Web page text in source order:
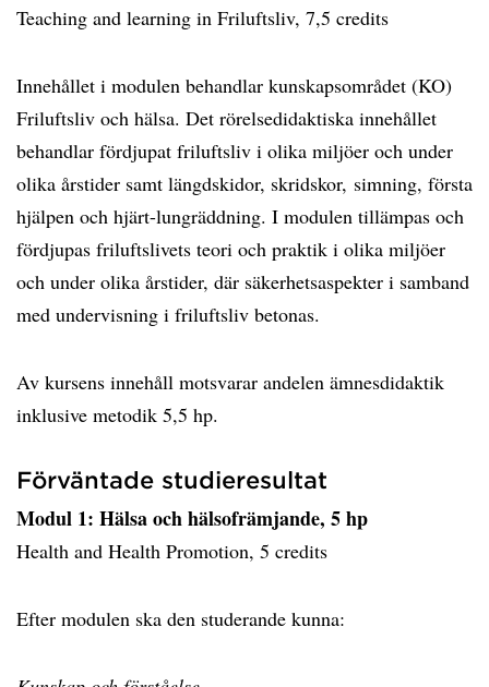
Teaching and learning in Friluftsliv, 7,5 credits
Innehållet i modulen behandlar kunskapsområdet (KO)
Friluftsliv och hälsa. Det rörelsedidaktiska innehållet
behandlar fördjupat friluftsliv i olika miljöer och under
olika årstider samt längdskidor, skridskor, simning, första
hjälpen och hjärt-lungräddning. I modulen tillämpas och
fördjupas friluftslivets teori och praktik i olika miljöer
och under olika årstider, där säkerhetsaspekter i samband
med undervisning i friluftsliv betonas.
Av kursens innehåll motsvarar andelen ämnesdidaktik
inklusive metodik 5,5 hp.
Förväntade studieresultat
Modul 1: Hälsa och hälsofrämjande, 5 hp
Health and Health Promotion, 5 credits
Efter modulen ska den studerande kunna: